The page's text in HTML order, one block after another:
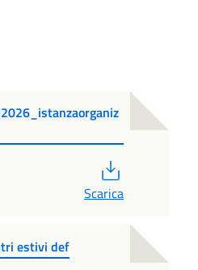
Scarica
estivi def